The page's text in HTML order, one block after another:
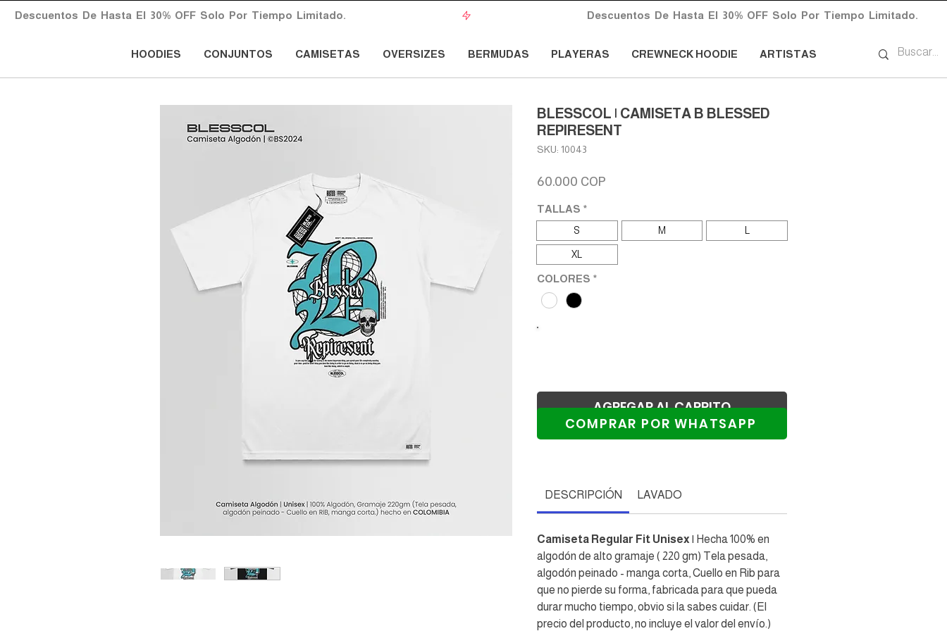
       Descuentos  De  Hasta  El  30%  OFF  Solo  Por  Tiempo  Limitado.
HOODIES CONJUNTOS CAMISETAS OVERSIZES BERMUDAS PLAYERAS CREWNECK HOODIE ARTISTAS
BLESSCOL | CAMISETA B BLESSED
REPIRESENT
SKU: 10043
60.000 COP
TALLAS *
S M L
XL
COLORES *
AGREGAR AL CARRITO
DESCRIPCIÓN LAVADO
Camiseta Regular Fit Unisex | Hecha 100% en
algodón de alto gramaje ( 220 gm) Tela pesada,
algodón peinado - manga corta, Cuello en Rib para
que no pierde su forma, fabricada para que pueda
durar mucho tiempo, obvio si la sabes cuidar. (El
precio del producto, no incluye el valor del envío.)
COMPRAR POR WHATSAPP